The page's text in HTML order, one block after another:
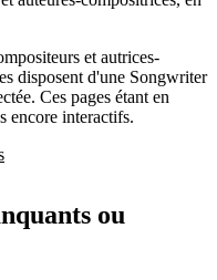
et autrices-
disposent d'une Songwriter
Ces pages étant en
encore interactifs.
ou